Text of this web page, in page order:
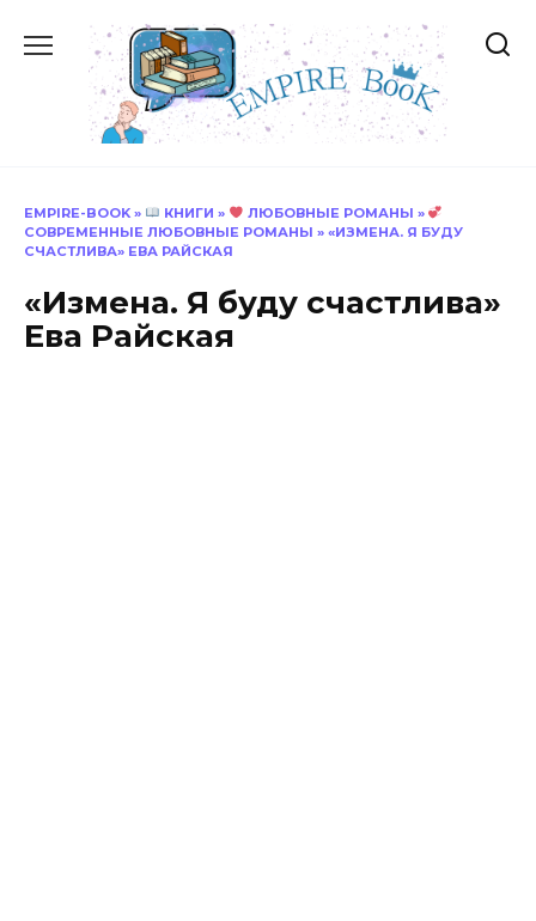
содержанию
EMPIRE-BOOK » КНИГИ » ЛЮБОВНЫЕ РОМАНЫ »
СОВРЕМЕННЫЕ ЛЮБОВНЫЕ РОМАНЫ » «ИЗМЕНА. Я БУДУ
СЧАСТЛИВА» ЕВА РАЙСКАЯ
«Измена. Я буду счастлива»
Ева Райская